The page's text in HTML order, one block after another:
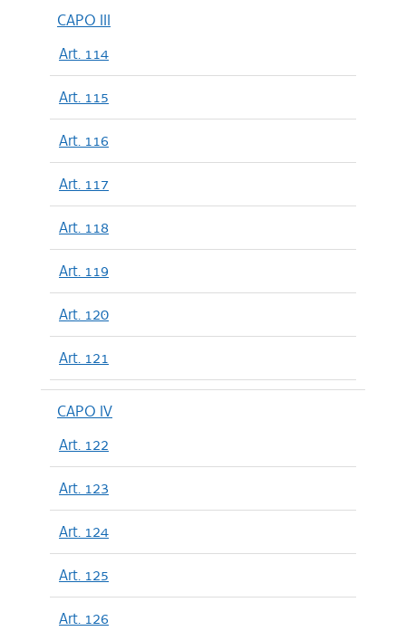
CAPO III
Art. 114
Art. 115
Art. 116
Art. 117
Art. 118
Art. 119
Art. 120
Art. 121
CAPO IV
Art. 122
Art. 123
Art. 124
Art. 125
Art. 126